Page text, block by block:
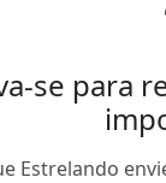
se para
Estrelando